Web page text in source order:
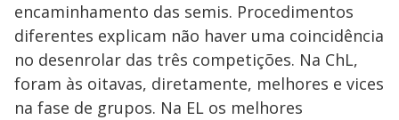
encaminhamento das semis. Procedimentos
diferentes explicam não haver uma coincidência
no desenrolar das três competições. Na ChL,
foram às oitavas, diretamente, melhores e vices
na fase de grupos. Na EL os melhores